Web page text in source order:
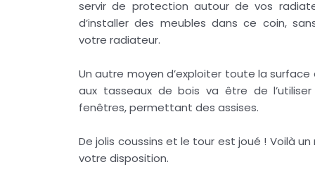
servir de protection autour de vos
d’installer des meubles dans ce coin,
votre radiateur.
Un autre moyen d’exploiter toute la
aux tasseaux de bois va être de
fenêtres, permettant des assises.
De jolis coussins et le tour est joué ! Voilà
votre disposition.